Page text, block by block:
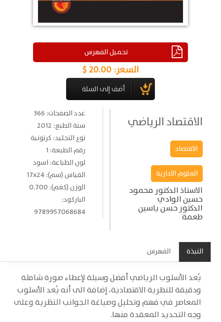
تحميل الفهرس
السعر: 20.00 $
الاقتصاد الرياضي
الاقتصاد
العلوم الادارية
الاستاذ الدكتور محمود
حسين الوادي
الدكتور حسن ياسين
طعمة
عدد الصفحات: 366
سنة الطبع: 2012
نوع التجليد: كرتونية
رقم الطبعة: 1
لون الطباعة: اسود
القياس (سم): 17x24
الوزن (كغم): 0.700
الباركود:
9789957068684
النبذة الفهرس
يُعد الأسلوب الرياضي أفضل وسيلة لإعطاء صورة شاملة
ودقيقة للنظرية الاقتصادية، إضافة الى أنه يُعد الأسلوب
المعاصر في فهم وتحليل وصياغة الجوانب النظرية وعلى
وجه التحديد المعقدة منها.